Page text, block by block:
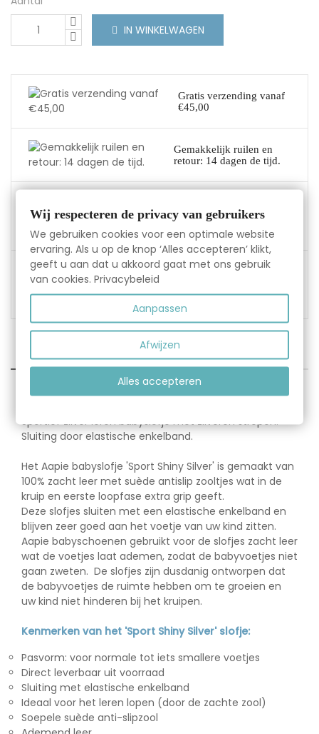
IN WINKELWAGEN
Gratis verzending vanaf
€45,00
Gemakkelijk ruilen en
retour: 14 dagen de tijd.
verzending binnen 1-2
100% garantie. Niet
op!
Omschrijving:
Sportief zilver leren babyslofje met zilveren strepen.
Sluiting door elastische enkelband.
Het Aapie babyslofje 'Sport Shiny Silver' is gemaakt van
100% zacht leer met suède antislip zooltjes wat in de
kruip en eerste loopfase extra grip geeft.
Deze slofjes sluiten met een elastische enkelband en
blijven zeer goed aan het voetje van uw kind zitten.
Aapie babyschoenen gebruikt voor de slofjes zacht leer
wat de voetjes laat ademen, zodat de babyvoetjes niet
gaan zweten. De slofjes zijn dusdanig ontworpen dat
de babyvoetjes de ruimte hebben om te groeien en
uw kind niet hinderen bij het kruipen.
Kenmerken van het 'Sport Shiny Silver' slofje:
Pasvorm: voor normale tot iets smallere voetjes
Direct leverbaar uit voorraad
Sluiting met elastische enkelband
Ideaal voor het leren lopen (door de zachte zool)
Soepele suède anti-slipzool
Wij respecteren de privacy van gebruikers
We gebruiken cookies voor een optimale website
ervaring. Als u op de knop ‘Alles accepteren’ klikt,
geeft u aan dat u akkoord gaat met ons gebruik
van cookies.Privacybeleid
Aanpassen
Afwijzen
Alles accepteren